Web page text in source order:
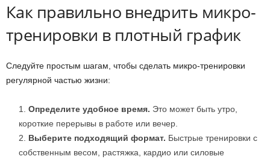
Как правильно внедрить микро-
тренировки в плотный график
Следуйте простым шагам, чтобы сделать микро-тренировки
регулярной частью жизни:
Определите удобное время. Это может быть утро,
короткие перерывы в работе или вечер.
Выберите подходящий формат. Быстрые тренировки с
собственным весом, растяжка, кардио или силовые